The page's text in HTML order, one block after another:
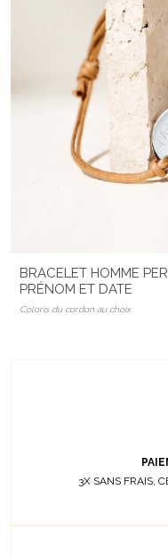
BRACELET HOMME
PRÉNOM ET DATE
Coloris du cordon au choix
3X SANS FRAIS,